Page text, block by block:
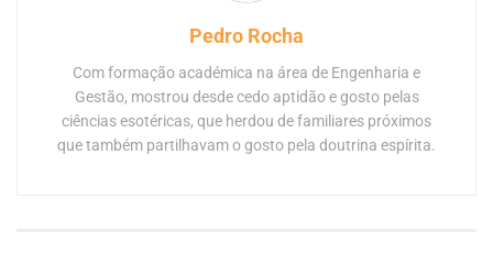
Pedro Rocha
Com formação académica na área de Engenharia e
Gestão, mostrou desde cedo aptidão e gosto pelas
ciências esotéricas, que herdou de familiares próximos
que também partilhavam o gosto pela doutrina espírita.